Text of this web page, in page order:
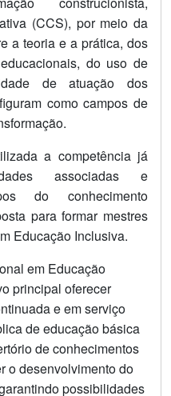
(CCS), por meio da
a teoria e a prática, dos
do uso de
de atuação dos
como campos de
a competência já
associadas e
do conhecimento
para formar mestres
Educação Inclusiva.
em Educação
principal oferecer
e em serviço
de educação básica
de conhecimentos
o desenvolvimento do
possibilidades